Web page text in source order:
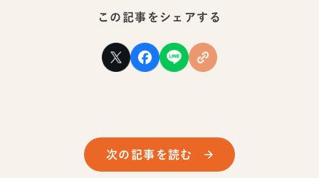
この記事をシェアする
次の記事を読む